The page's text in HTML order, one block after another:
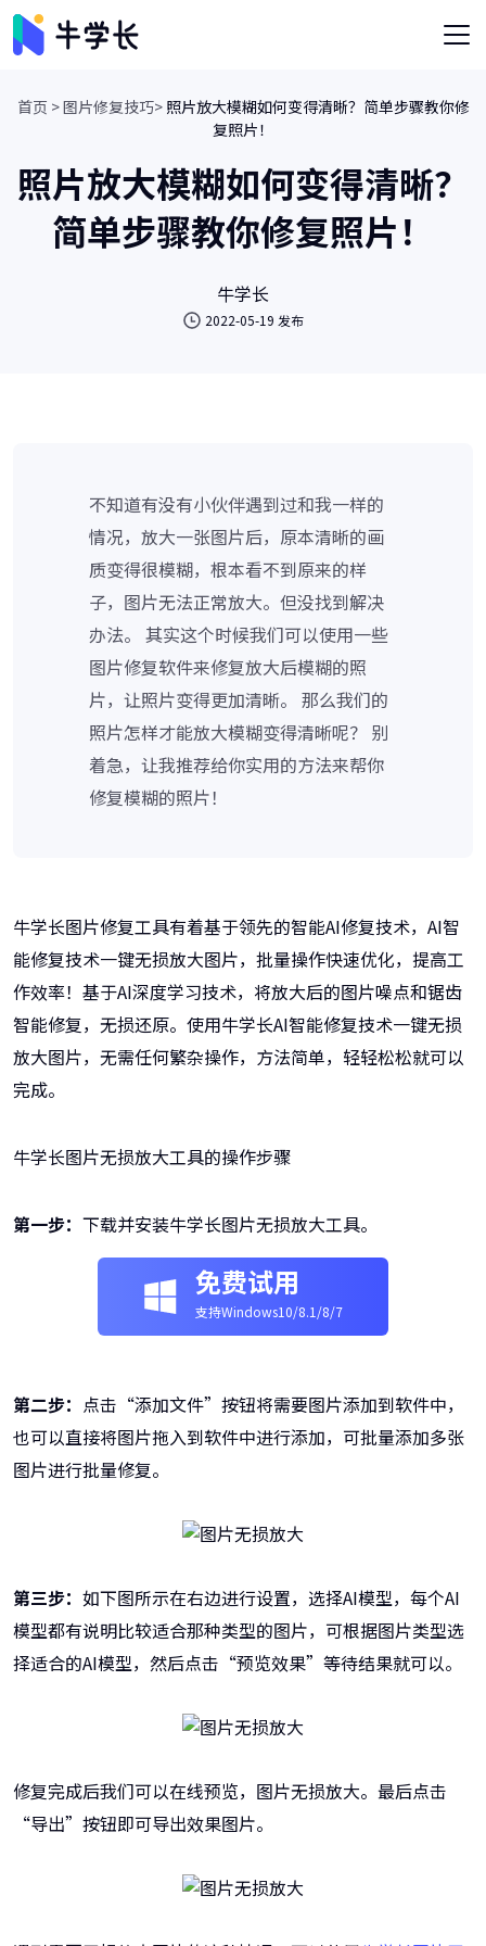
首页 >图片修复技巧> 照片放大模糊如何变得清晰？简单步骤教你修
复照片！
照片放大模糊如何变得清晰？
简单步骤教你修复照片！
牛学长
2022-05-19 发布
不知道有没有小伙伴遇到过和我一样的
情况，放大一张图片后，原本清晰的画
质变得很模糊，根本看不到原来的样
子，图片无法正常放大。但没找到解决
办法。 其实这个时候我们可以使用一些
图片修复软件来修复放大后模糊的照
片，让照片变得更加清晰。 那么我们的
照片怎样才能放大模糊变得清晰呢？ 别
着急，让我推荐给你实用的方法来帮你
修复模糊的照片！
牛学长图片修复工具有着基于领先的智能AI修复技术，AI智
能修复技术一键无损放大图片，批量操作快速优化，提高工
作效率！基于AI深度学习技术，将放大后的图片噪点和锯齿
智能修复，无损还原。使用牛学长AI智能修复技术一键无损
放大图片，无需任何繁杂操作，方法简单，轻轻松松就可以
完成。
牛学长图片无损放大工具的操作步骤
第一步： 下载并安装牛学长图片无损放大工具。
免费试用
支持Windows10/8.1/8/7
第二步： 点击“添加文件”按钮将需要图片添加到软件中，
也可以直接将图片拖入到软件中进行添加，可批量添加多张
图片进行批量修复。
第三步： 如下图所示在右边进行设置，选择AI模型，每个AI
模型都有说明比较适合那种类型的图片，可根据图片类型选
择适合的AI模型，然后点击“预览效果”等待结果就可以。
修复完成后我们可以在线预览，图片无损放大。最后点击
“导出”按钮即可导出效果图片。